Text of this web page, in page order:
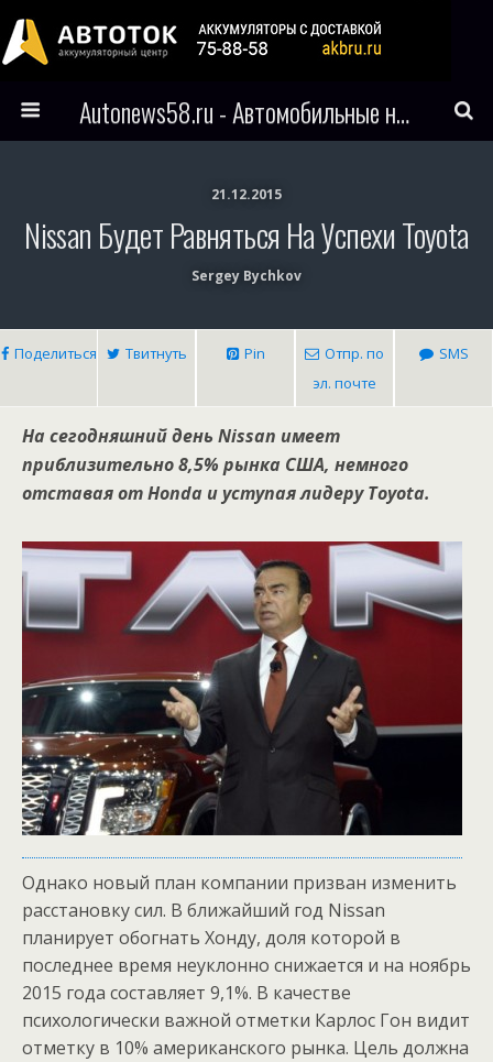
Autonews58.ru - Автомобильные новости Пензы и всего мира
21.12.2015
Nissan Будет Равняться На Успехи Toyota
Sergey Bychkov
Поделиться Твитнуть Pin
Отпр. по
эл. почте
SMS
На сегодняшний день Nissan имеет
приблизительно 8,5% рынка США, немного
отставая от Honda и уступая лидеру Toyota.
Однако новый план компании призван изменить
расстановку сил. В ближайший год Nissan
планирует обогнать Хонду, доля которой в
последнее время неуклонно снижается и на ноябрь
2015 года составляет 9,1%. В качестве
психологически важной отметки Карлос Гон видит
отметку в 10% американского рынка. Цель должна